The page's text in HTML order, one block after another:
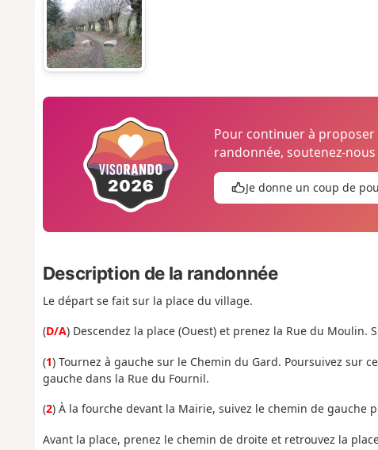
Pour continuer à
randonnée, soutenez-
Je donne un coup de
Description de la randonnée
Le départ se fait sur la place du village.
(D/A) Descendez la place (Ouest) et prenez la Rue du Moulin.
(1) Tournez à gauche sur le Chemin du Gard. Poursuivez sur
gauche dans la Rue du Fournil.
(2) À la fourche devant la Mairie, suivez le chemin de gauche
Avant la place, prenez le chemin de droite et retrouvez la